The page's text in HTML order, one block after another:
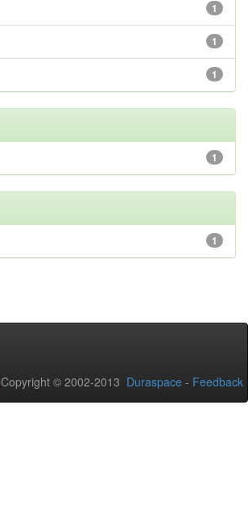
1
1
1
1
1
Copyright © 2002-2013 Duraspace - Feedback